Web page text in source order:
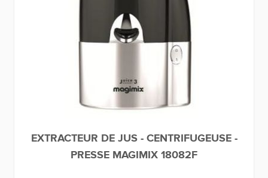
EXTRACTEUR DE JUS - CENTRIFUGEUSE -
PRESSE MAGIMIX 18082F